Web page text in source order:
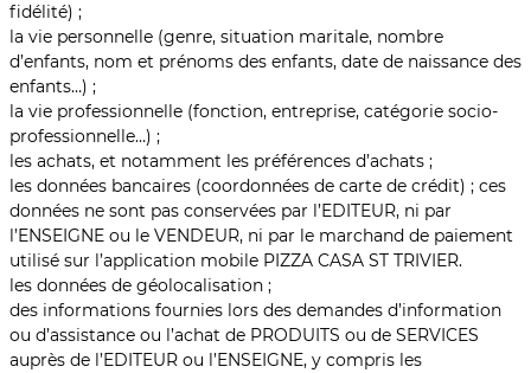
fidélité) ;
la vie personnelle (genre, situation maritale, nombre
d’enfants, nom et prénoms des enfants, date de naissance des
enfants…) ;
la vie professionnelle (fonction, entreprise, catégorie socio-
professionnelle…) ;
les achats, et notamment les préférences d’achats ;
les données bancaires (coordonnées de carte de crédit) ; ces
données ne sont pas conservées par l’EDITEUR, ni par
l’ENSEIGNE ou le VENDEUR, ni par le marchand de paiement
utilisé sur l’application mobile PIZZA CASA ST TRIVIER.
les données de géolocalisation ;
des informations fournies lors des demandes d’information
ou d’assistance ou l’achat de PRODUITS ou de SERVICES
auprès de l’EDITEUR ou l’ENSEIGNE, y compris les